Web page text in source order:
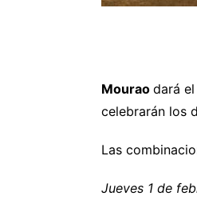
Mourao dará
celebrarán los
Las
Jueves 1 de